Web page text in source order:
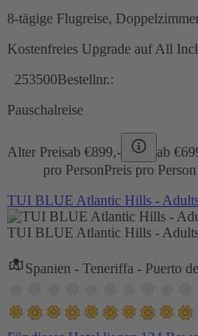
8-tägige Flugreise,
Kostenfreies Upgrade auf All
253500Bestellnr.:
Pauschalreise
Alter Preisab €899,- ab €
pro PersonPreis pro Person
TUI BLUE Atlantic Hills -
TUI BLUE Atlantic Hills -
Spanien - Teneriffa - Puerto